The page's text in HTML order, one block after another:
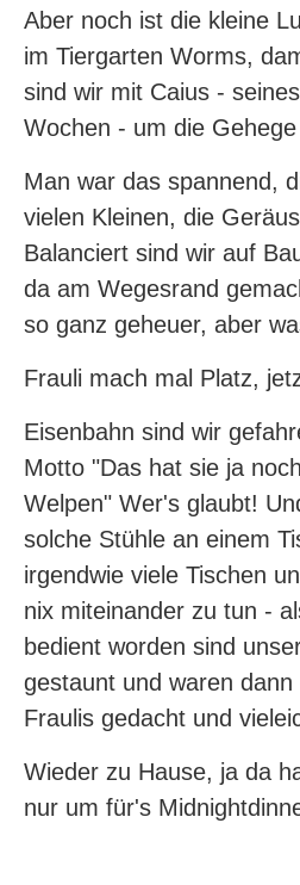
Aber noch ist die kleine
im Tiergarten Worms,
sind wir mit Caius -
Wochen - um die
Man war das spannend,
vielen Kleinen, die
Balanciert sind wir auf
da am Wegesrand
so ganz geheuer, aber
Frauli mach mal Platz,
Eisenbahn sind wir
Motto "Das hat sie ja
Welpen" Wer's glaubt!
solche Stühle an einem
irgendwie viele Tischen
nix miteinander zu tun -
bedient worden sind
gestaunt und waren
Fraulis gedacht und
Wieder zu Hause, ja da
nur um für's